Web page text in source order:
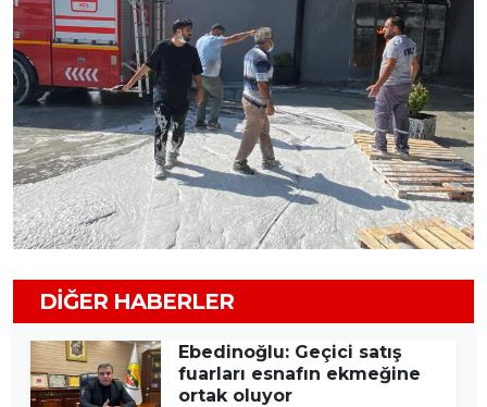
DIĞER HABERLER
Ebedinoğlu: Geçici satış
fuarları esnafın ekmeğine
ortak oluyor